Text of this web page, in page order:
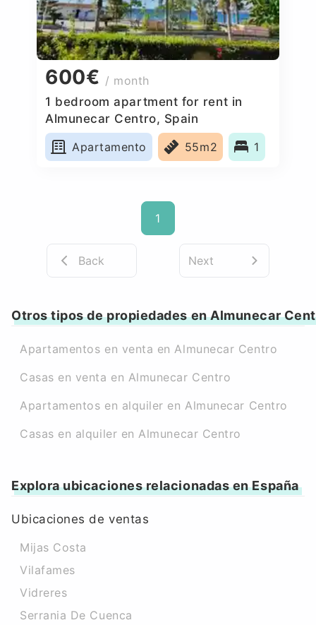
600€ / month
1 bedroom apartment for rent in
Almunecar Centro, Spain
Apartamento
55m2 1
1
Back Next
Otros tipos de propiedades en Almunecar
Apartamentos en venta en Almunecar Centro
Casas en venta en Almunecar Centro
Apartamentos en alquiler en Almunecar Centro
Casas en alquiler en Almunecar Centro
Explora ubicaciones relacionadas en España
Ubicaciones de ventas
Mijas Costa
Vilafames
Vidreres
Serrania De Cuenca